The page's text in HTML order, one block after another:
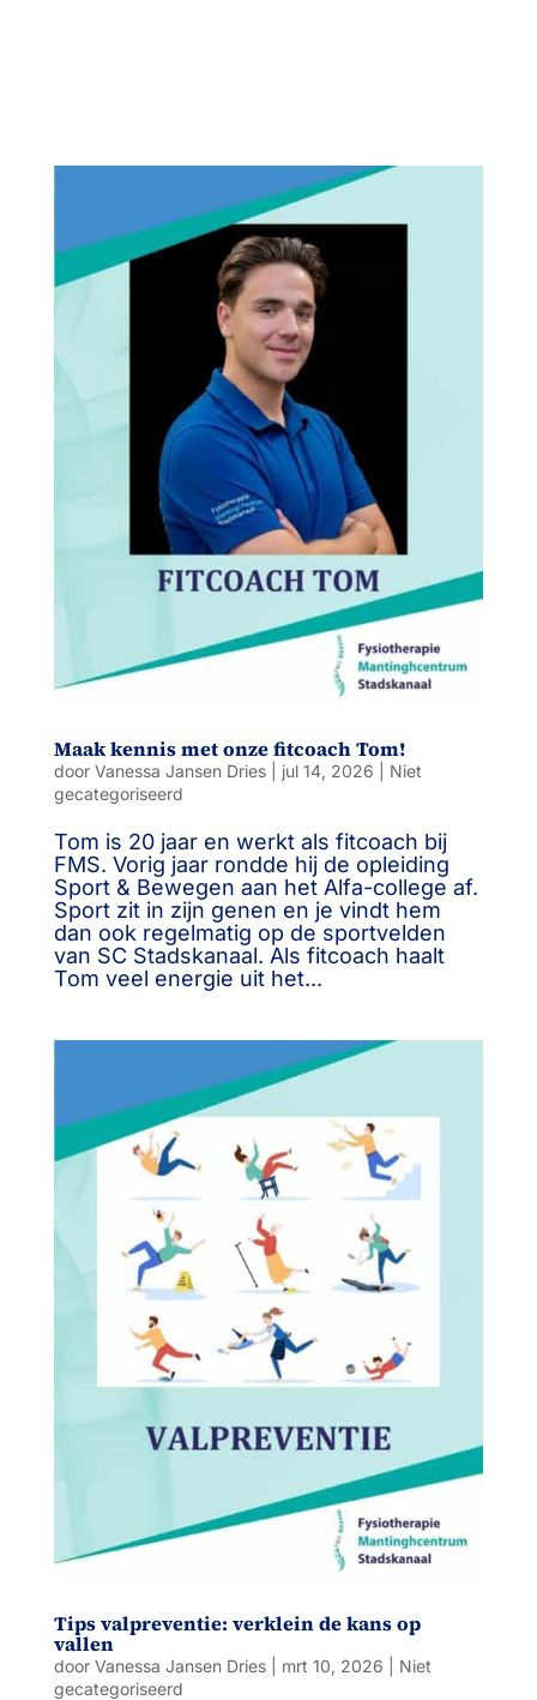
Maak kennis met onze fitcoach Tom!
door Vanessa Jansen Dries| jul 14, 2026
Niet
gecategoriseerd
Tom is 20 jaar en werkt als fitcoach bij
FMS. Vorig jaar rondde hij de opleiding
Sport & Bewegen aan het Alfa-college af.
Sport zit in zijn genen en je vindt hem
dan ook regelmatig op de sportvelden
van SC Stadskanaal. Als fitcoach haalt
Tom veel energie uit het...
Tips valpreventie: verklein de kans op
vallen
door Vanessa Jansen Dries| mrt 10, 2026
Niet
gecategoriseerd